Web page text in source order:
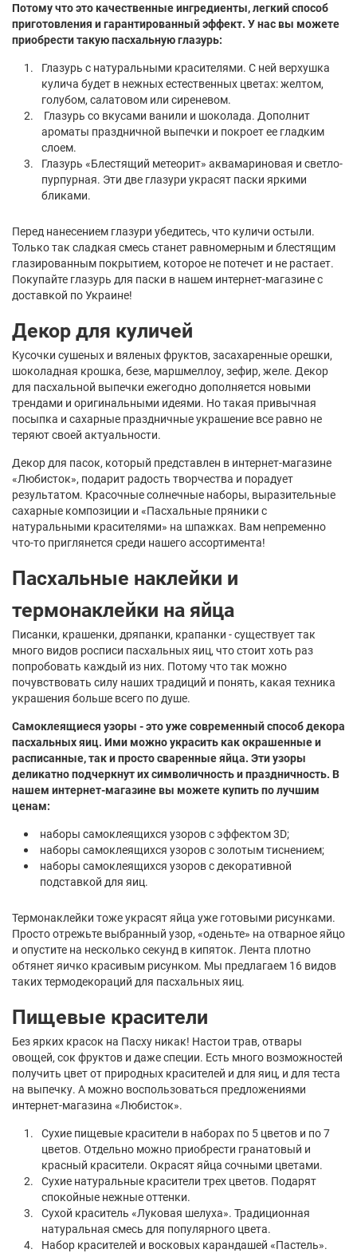
Потому что это качественные ингредиенты, легкий способ
приготовления и гарантированный эффект. У нас вы можете
приобрести такую пасхальную глазурь:
Глазурь с натуральными красителями. С ней верхушка
кулича будет в нежных естественных цветах: желтом,
голубом, салатовом или сиреневом.
Глазурь со вкусами ванили и шоколада. Дополнит
ароматы праздничной выпечки и покроет ее гладким
слоем.
Глазурь «Блестящий метеорит» аквамариновая и светло-
пурпурная. Эти две глазури украсят паски яркими
бликами.
Перед нанесением глазури убедитесь, что куличи остыли.
Только так сладкая смесь станет равномерным и блестящим
глазированным покрытием, которое не потечет и не растает.
Покупайте глазурь для паски в нашем интернет-магазине с
доставкой по Украине!
Декор для куличей
Кусочки сушеных и вяленых фруктов, засахаренные орешки,
шоколадная крошка, безе, маршмеллоу, зефир, желе. Декор
для пасхальной выпечки ежегодно дополняется новыми
трендами и оригинальными идеями. Но такая привычная
посыпка и сахарные праздничные украшение все равно не
теряют своей актуальности.
Декор для пасок, который представлен в интернет-магазине
«Любисток», подарит радость творчества и порадует
результатом. Красочные солнечные наборы, выразительные
сахарные композиции и «Пасхальные пряники с
натуральными красителями» на шпажках. Вам непременно
что-то приглянется среди нашего ассортимента!
Пасхальные наклейки и
термонаклейки на яйца
Писанки, крашенки, дряпанки, крапанки - существует так
много видов росписи пасхальных яиц, что стоит хоть раз
попробовать каждый из них. Потому что так можно
почувствовать силу наших традиций и понять, какая техника
украшения больше всего по душе.
Самоклеящиеся узоры - это уже современный способ декора
пасхальных яиц. Ими можно украсить как окрашенные и
расписанные, так и просто сваренные яйца. Эти узоры
деликатно подчеркнут их символичность и праздничность. В
нашем интернет-магазине вы можете купить по лучшим
ценам:
наборы самоклеящихся узоров с эффектом 3D;
наборы самоклеящихся узоров с золотым тиснением;
наборы самоклеящихся узоров с декоративной
подставкой для яиц.
Термонаклейки тоже украсят яйца уже готовыми рисунками.
Просто отрежьте выбранный узор, «оденьте» на отварное яйцо
и опустите на несколько секунд в кипяток. Лента плотно
обтянет яичко красивым рисунком. Мы предлагаем 16 видов
таких термодекораций для пасхальных яиц.
Пищевые красители
Без ярких красок на Пасху никак! Настои трав, отвары
овощей, сок фруктов и даже специи. Есть много возможностей
получить цвет от природных красителей и для яиц, и для теста
на выпечку. А можно воспользоваться предложениями
интернет-магазина «Любисток».
Сухие пищевые красители в наборах по 5 цветов и по 7
цветов. Отдельно можно приобрести гранатовый и
красный красители. Окрасят яйца сочными цветами.
Сухие натуральные красители трех цветов. Подарят
спокойные нежные оттенки.
Сухой краситель «Луковая шелуха». Традиционная
натуральная смесь для популярного цвета.
Набор красителей и восковых карандашей «Пастель».